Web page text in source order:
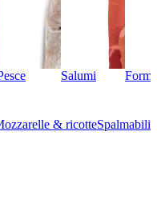
Salumi
& ricotteSpalmabili